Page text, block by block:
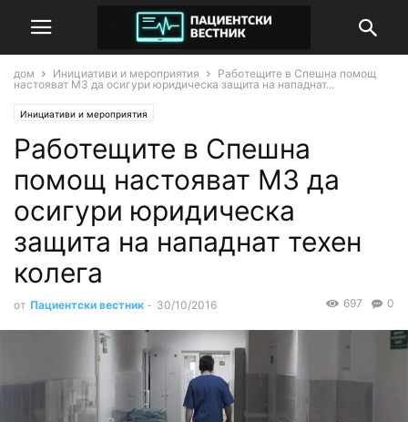
дом Инициативи и мероприятия
Работещите в Спешна помощ
настояват МЗ да осигури юридическа защита на нападнат...
Инициативи и мероприятия
Работещите в Спешна
помощ настояват МЗ да
осигури юридическа
защита на нападнат техен
колега
от Пациентски вестник - 30/10/2016 0
697